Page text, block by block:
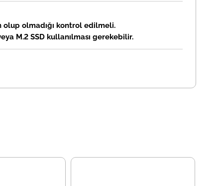
olmadığı kontrol edilmeli.
M.2 SSD kullanılması gerekebilir.